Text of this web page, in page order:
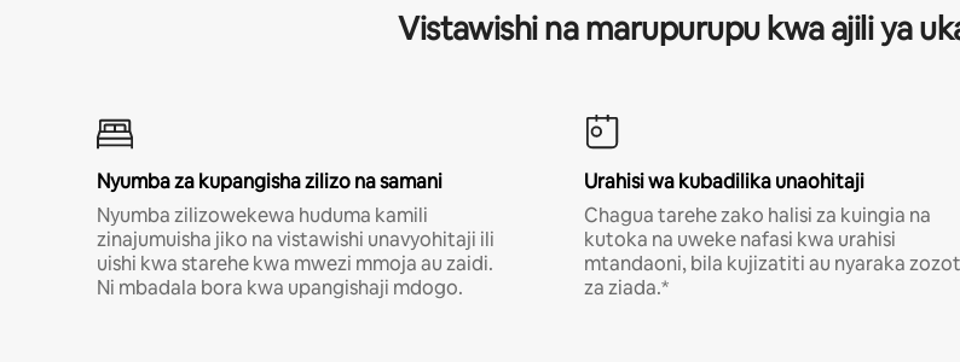
Vistawishi na marupurupu kwa ajili ya
Nyumba za kupangisha zilizo na samani
Nyumba zilizowekewa huduma kamili
zinajumuisha jiko na vistawishi unavyohitaji ili
uishi kwa starehe kwa mwezi mmoja au zaidi.
Ni mbadala bora kwa upangishaji mdogo.
Urahisi wa kubadilika unaohitaji
Chagua tarehe zako halisi za kuingia na
kutoka na uweke nafasi kwa urahisi
mtandaoni, bila kujizatiti au nyaraka
za ziada.*